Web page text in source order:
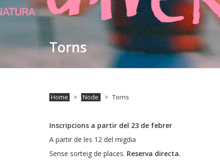
Torns
Home Node Torns
Inscripcions a partir del 23 de febrer
A partir de les 12 del migdia
Sense sorteig de places. Reserva directa.